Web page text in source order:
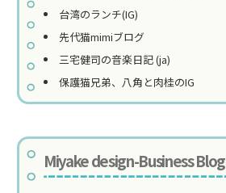
台湾のランチ(IG)
先代猫mimiブログ
三宅健司の音楽日記 (ja)
保護猫兄弟、八角と肉桂のIG
Miyake design-Business Blog